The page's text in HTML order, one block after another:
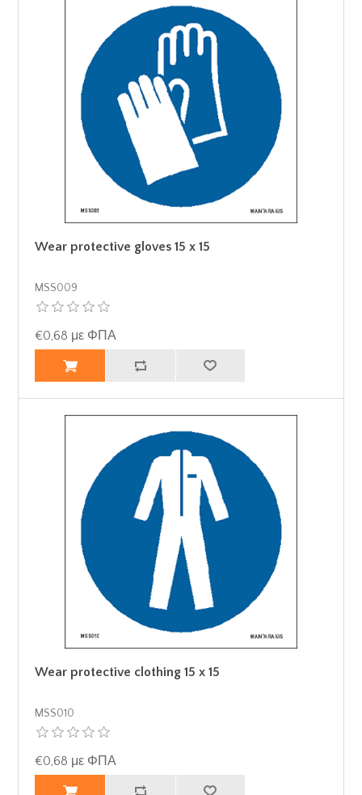
Wear protective gloves 15 x 15
MSS009
€0,68 με ΦΠΑ
Wear protective clothing 15 x 15
MSS010
€0,68 με ΦΠΑ